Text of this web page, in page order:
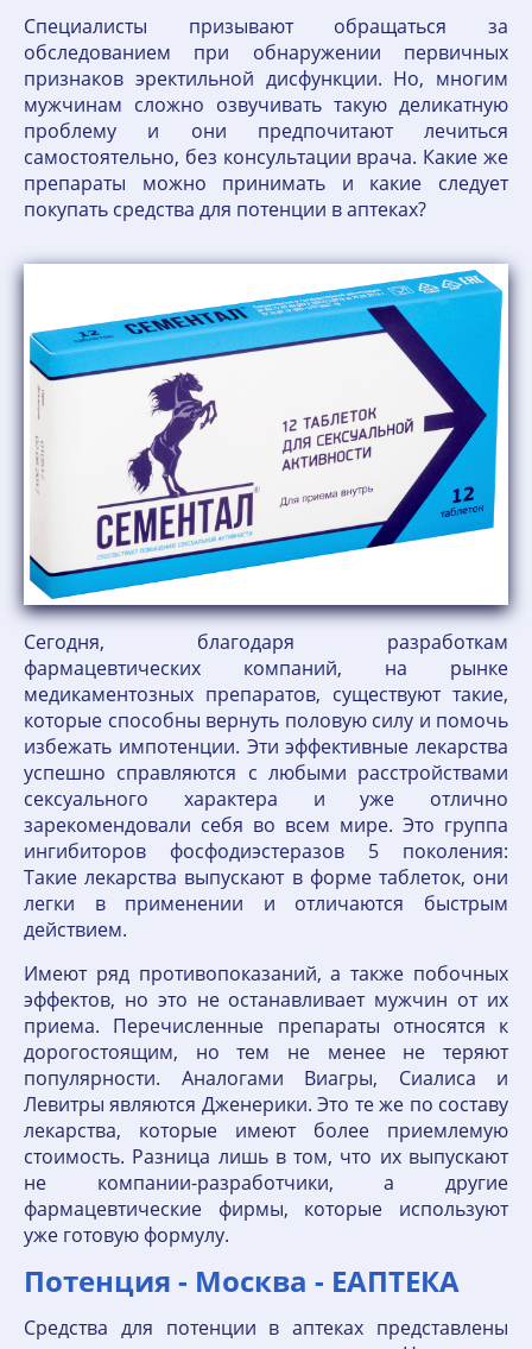
Специалисты призывают обращаться за
обследованием при обнаружении первичных
признаков эректильной дисфункции. Но, многим
мужчинам сложно озвучивать такую деликатную
проблему и они предпочитают лечиться
самостоятельно, без консультации врача. Какие же
препараты можно принимать и какие следует
покупать средства для потенции в аптеках?
Сегодня, благодаря разработкам
фармацевтических компаний, на рынке
медикаментозных препаратов, существуют такие,
которые способны вернуть половую силу и помочь
избежать импотенции. Эти эффективные лекарства
успешно справляются с любыми расстройствами
сексуального характера и уже отлично
зарекомендовали себя во всем мире. Это группа
ингибиторов фосфодиэстеразов 5 поколения:
Такие лекарства выпускают в форме таблеток, они
легки в применении и отличаются быстрым
действием.
Имеют ряд противопоказаний, а также побочных
эффектов, но это не останавливает мужчин от их
приема. Перечисленные препараты относятся к
дорогостоящим, но тем не менее не теряют
популярности. Аналогами Виагры, Сиалиса и
Левитры являются Дженерики. Это те же по составу
лекарства, которые имеют более приемлемую
стоимость. Разница лишь в том, что их выпускают
не компании-разработчики, а другие
фармацевтические фирмы, которые используют
уже готовую формулу.
Потенция - Москва - ЕАПТЕКА
Средства для потенции в аптеках представлены